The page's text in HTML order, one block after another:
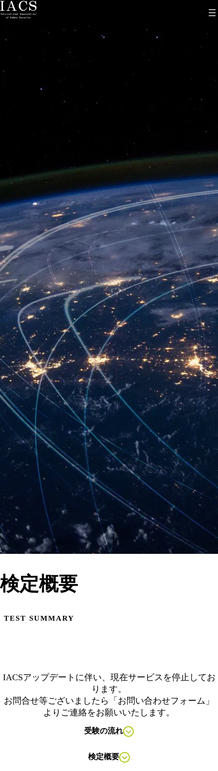
検定概要
TEST SUMMARY
IACSアップデートに伴い、現在サービスを停止してお
ります。
お問合せ等ございましたら「お問い合わせフォーム」
よりご連絡をお願いいたします。
受験の流れ
検定概要